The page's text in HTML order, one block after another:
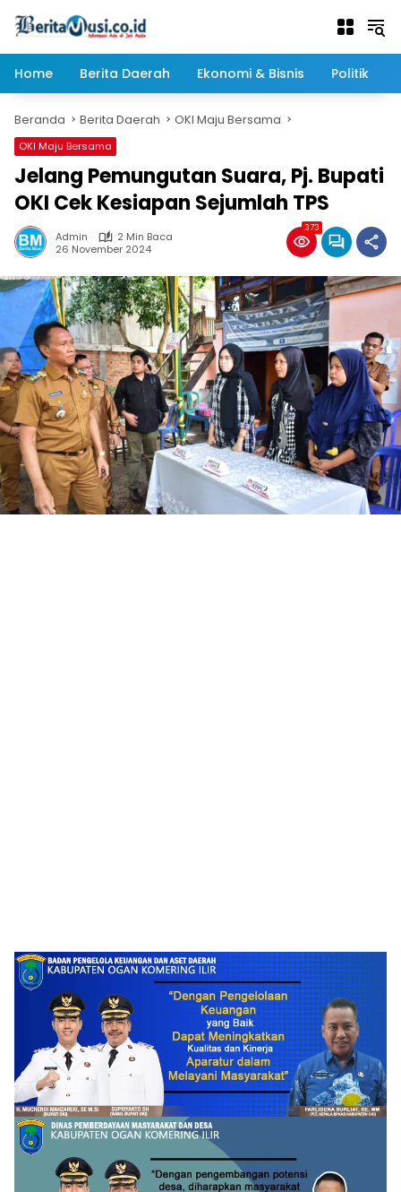
Home
Berita Daerah Ekonomi & Bisnis Politik
Beranda Berita Daerah OKI Maju Bersama
OKI Maju Bersama
Jelang Pemungutan Suara, Pj. Bupati
OKI Cek Kesiapan Sejumlah TPS
Admin
2 Min Baca
26 November 2024
373